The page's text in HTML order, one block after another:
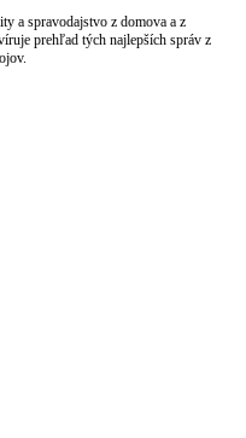
a spravodajstvo z domova a z
prehľad tých najlepších správ z